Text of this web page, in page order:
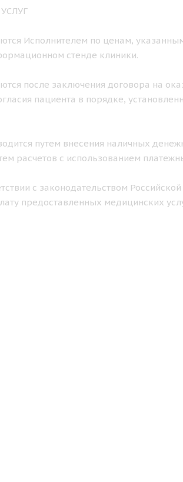
Исполнителем по ценам,
стенде клиники.
после заключения договора на
пациента в порядке,
путем внесения наличных
расчетов с использованием
с законодательством
предоставленных медицинских